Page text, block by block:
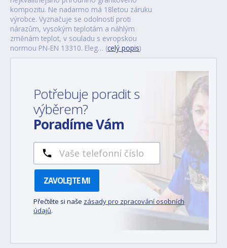
kompozitu. Ne nadarmo má 18letou záruku
výrobce. Vyznačuje se odolností proti
nárazům, vysokým teplotám a náhlým
změnám teplot, v souladu s evropskou
normou PN-EN 13310. Eleg… (celý popis)
Potřebuje poradit s
výběrem?
Poradíme Vám
ZAVOLEJTE MI
Přečtěte si naše zásady pro zpracování osobních
údajů.